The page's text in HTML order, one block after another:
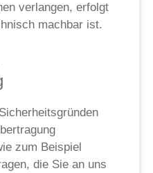
verlangen, erfolgt
machbar ist.
zum Beispiel
die Sie an uns